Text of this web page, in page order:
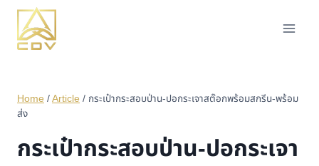
Home / Article / กระเป๋ากระสอบป่าน-ปอกระเจาสต๊อกพร้อมสกรีน-พร้อม
ส่ง
กระเป๋ากระสอบป่าน-ปอกระเจา